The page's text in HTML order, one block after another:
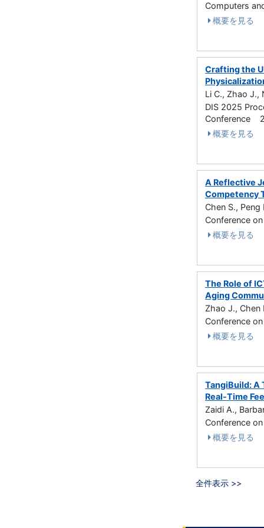
Computers
概要を見る
Crafting the
Li C., Zhao J.,
DIS 2025
Conference
概要を見る
A Reflective
Competency
Chen S., Peng
Conference
概要を見る
The Role of
Aging
Zhao J., Chen
Conference
概要を見る
TangiBuild: A
Real-Time
Zaidi A.,
Conference
概要を見る
全件表示 >>